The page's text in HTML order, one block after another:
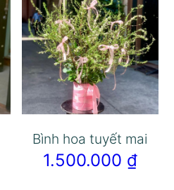
Bình hoa tuyết mai
1.500.000 ₫